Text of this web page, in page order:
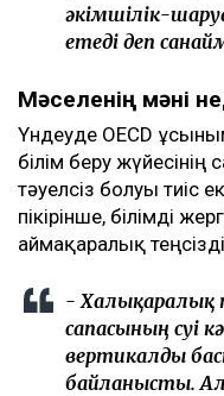
әкімшілік-
етеді деп
Мәселенің мәні
Үндеуде OECD
білім беру
тәуелсіз болуы тиіс
пікірінше, білімді
аймақаралық
- Халықаралық
сапасының өсуі
вертикалды
байланысты. Ал